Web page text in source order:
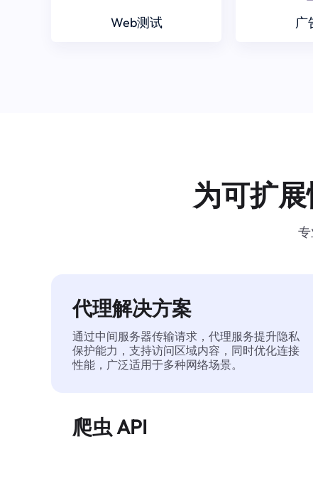
Web测试 广
为可扩
代理解决方案
通过中间服务器传输请求，代理服务提升隐私
保护能力，支持访问区域内容，同时优化连接
性能，广泛适用于多种网络场景。
爬虫 API